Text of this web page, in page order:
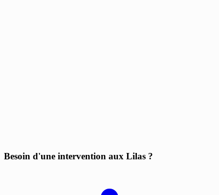
Besoin d'une intervention aux Lilas ?